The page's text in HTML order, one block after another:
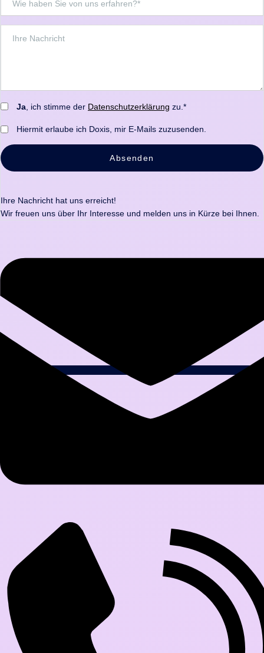
Ja , ich stimme der Datenschutzerklärung zu.*
Hiermit erlaube ich Doxis, mir E-Mails zuzusenden.
Absenden
Ihre Nachricht hat uns erreicht!
Wir freuen uns über Ihr Interesse und melden uns in Kürze bei Ihnen.